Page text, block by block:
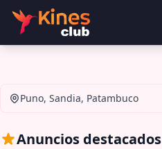
Puno, Sandia, Patambuco
Anuncios destacados